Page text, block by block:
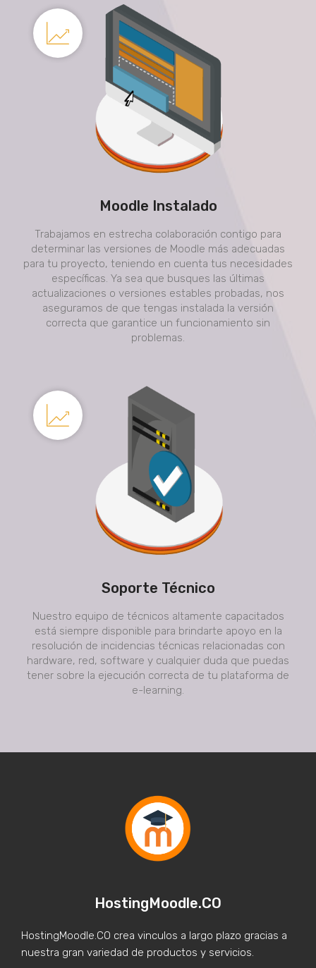
Moodle Instalado
Trabajamos en estrecha colaboración contigo para
determinar las versiones de Moodle más adecuadas
para tu proyecto, teniendo en cuenta tus necesidades
específicas. Ya sea que busques las últimas
actualizaciones o versiones estables probadas, nos
aseguramos de que tengas instalada la versión
correcta que garantice un funcionamiento sin
problemas.
Soporte Técnico
Nuestro equipo de técnicos altamente capacitados
está siempre disponible para brindarte apoyo en la
resolución de incidencias técnicas relacionadas con
hardware, red, software y cualquier duda que puedas
tener sobre la ejecución correcta de tu plataforma de
e-learning.
HostingMoodle.CO
HostingMoodle.CO crea vinculos a largo plazo gracias a
nuestra gran variedad de productos y servicios.